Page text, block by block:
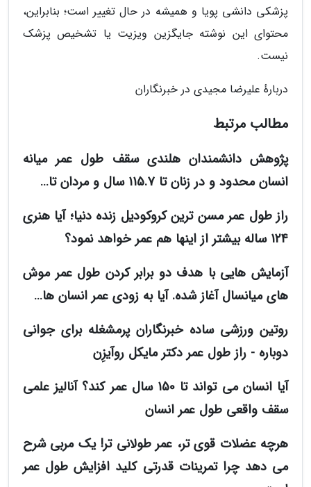
پزشکی دانشی پویا و همیشه در حال تغییر است؛ بنابراین،
محتوای این نوشته جایگزین ویزیت یا تشخیص پزشک
نیست.
دربارهٔ علیرضا مجیدی در خبرنگاران
مطالب مرتبط
پژوهش دانشمندان هلندی سقف طول عمر میانه
انسان محدود و در زنان تا 115.7 سال و مردان تا…
راز طول عمر مسن ترین کروکودیل زنده دنیا؛ آیا هنری
124 ساله بیشتر از اینها هم عمر خواهد نمود؟
آزمایش هایی با هدف دو برابر کردن طول عمر موش
های میانسال آغاز شده. آیا به زودی عمر انسان ها…
روتین ورزشی ساده خبرنگاران پرمشغله برای جوانی
دوباره - راز طول عمر دکتر مایکل روآیزِن
آیا انسان می تواند تا 150 سال عمر کند؟ آنالیز علمی
سقف واقعی طول عمر انسان
هرچه عضلات قوی تر، عمر طولانی تر! یک مربی شرح
می دهد چرا تمرینات قدرتی کلید افزایش طول عمر